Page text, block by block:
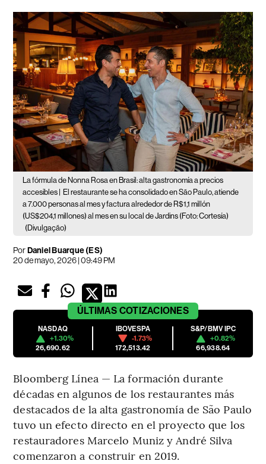
La fórmula de Nonna Rosa en Brasil: alta gastronomía a precios
accesibles |
El restaurante se ha consolidado en São Paulo, atiende
a 7.000 personas al mes y factura alrededor de R$1,1 millón
(US$204,1 millones) al mes en su local de Jardins (Foto: Cortesía)
(Divulgação)
PorDaniel Buarque (ES)
20 de mayo, 2026 | 09:49 PM
ÚLTIMAS COTIZACIONES
NASDAQ
+1.30%
26,690.62
IBOVESPA
-1.73%
172,513.42
S&P/BMV IPC
+0.82%
66,938.64
Bloomberg Línea — La formación durante
décadas en algunos de los restaurantes más
destacados de la alta gastronomía de São Paulo
tuvo un efecto directo en el proyecto que los
restauradores Marcelo Muniz y André Silva
comenzaron a construir en 2019.